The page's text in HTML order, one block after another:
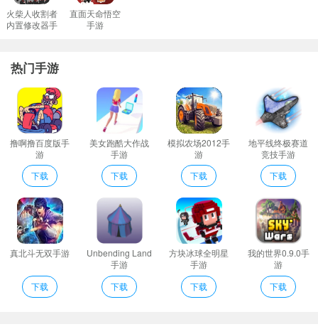
者团队；
巧妙使用里面的道具布置能够帮助你抵挡很多次的攻击。
够的资源可以帮助你在战斗中获胜。
正统级别的ip衍生品在移动端设备中畅享非凡体感；
遗迹猎手无限介绍
1、海量的场景地图包含丛林沙漠和城市遗迹等每个区域都具有不同
的敌人带来全新的惊喜。
2、超多精彩剧情关卡等待你的发现解锁；
3、超多丰富的资源等待着你的收集合理地进行弹药和道具的分配在
适合的时机攻击助你完成挑战。
4、射击的操作方式相当的流畅各种战斗的特效都相当的精美搭配真
实的音效全方位带来极佳的体验。
5、打败敌人并收集升级装备：在游戏中玩家需要收集各种升级装备
来提高自己的战斗能力。通过打败敌人可以获得更多的装备和经验
值。
火柴人收割者
内置修改器手
直面天命悟空
手游
热门手游
撸啊撸百度版手
游
下载
美女跑酷大作战
手游
下载
模拟农场2012手
游
下载
地平线终极赛道
竞技手游
下载
真北斗无双手游
下载
Unbending Land
手游
下载
方块冰球全明星
手游
下载
我的世界0.9.0手
游
下载